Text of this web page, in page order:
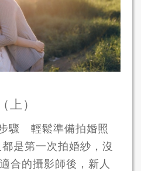
上）
驟 輕鬆準備拍婚照
都是第一次拍婚紗，沒
合的攝影師後，新人